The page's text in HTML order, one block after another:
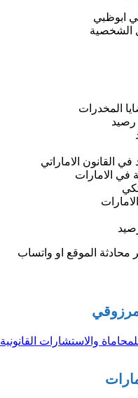
ابوظبي
الشخصية
المخدرات
القانون الاماراتي
في الامارات
محادثة الموقع او واتساب
والاستشارات القانونية